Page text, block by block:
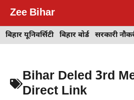
content
Zee Bihar
बिहार यूनिवर्सिटी बिहार बोर्ड सरकारी
Bihar Deled 3rd
Direct Link